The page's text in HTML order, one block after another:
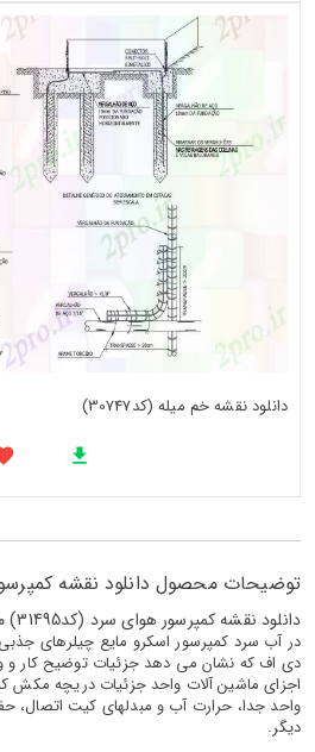
دانلود نقشه خم میله (کد30747)
توضیحات محصول دانلود نقشه کمپرسور
دانلود نقشه کمپرسور هوای سرد (کد31495) ماشین الات کارخانه
در آب سرد کمپرسور اسکرو مایع چیلرهای
دی اف که نشان می دهد جزئیات توضیح کار و
اجزای ماشین آلات واحد جزئیات دریچه مکش
واحد جدا، حرارت آب و مبدلهای کیت اتصال،
دیگر.